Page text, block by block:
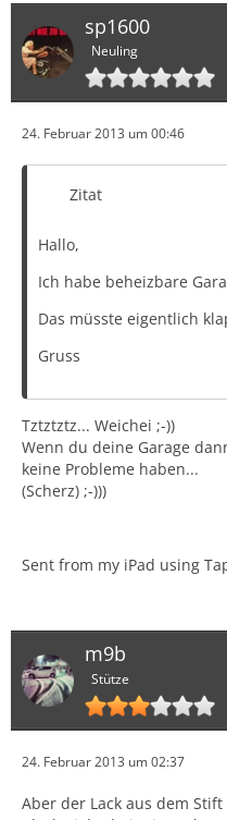
sp1600
Neuling
24. Februar 2013 um 00:46
Zitat
Hallo,
Ich habe beheizbare
Das müsste eigentlich
Gruss
Tztztztz... Weichei ;-))
Wenn du deine Garage
keine Probleme haben...
(Scherz) ;-)))
Sent from my iPad using
m9b
Stütze
24. Februar 2013 um 02:37
Aber der Lack aus dem